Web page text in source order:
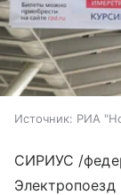
Источник: РИА
СИРИУС /